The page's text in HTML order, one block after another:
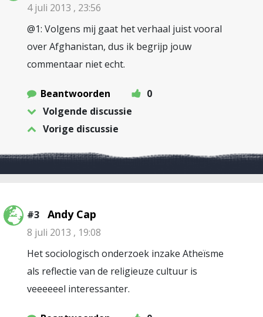
4 juli 2013 , 23:56
@1: Volgens mij gaat het verhaal juist vooral
over Afghanistan, dus ik begrijp jouw
commentaar niet echt.
Beantwoorden
0
Volgende discussie
Vorige discussie
#3 Andy Cap
8 juli 2013 , 19:08
Het sociologisch onderzoek inzake Atheïsme
als reflectie van de religieuze cultuur is
veeeeeel interessanter.